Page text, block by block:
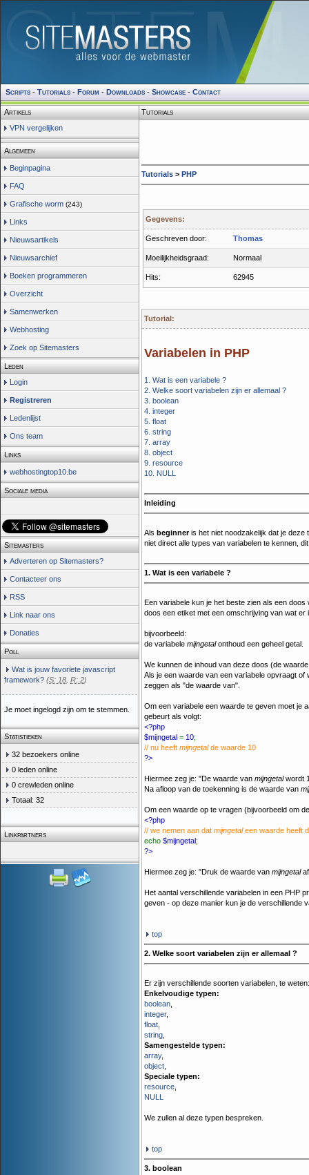
Scripts - Tutorials - Forum - Downloads - Showcase - Contact
Artikels
VPN vergelijken
Algemeen
Beginpagina
FAQ
Grafische worm (243)
Links
Nieuwsartikels
Nieuwsarchief
Boeken programmeren
Overzicht
Samenwerken
Webhosting
Zoek op Sitemasters
Leden
Login
Registreren
Ledenlijst
Ons team
Links
webhostingtop10.be
Sociale media
Sitemasters
Adverteren op Sitemasters?
Contacteer ons
RSS
Link naar ons
Donaties
Poll
Wat is jouw favoriete javascript
framework? (S: 18 R: 2)
Je moet ingelogd zijn om te stemmen.
Statistieken
32 bezoekers online
0 leden online
0 crewleden online
Totaal: 32
Linkpartners
Tutorials
Tutorials > PHP
Gegevens:
Geschreven door: Thomas
Moeilijkheidsgraad: Normaal
Hits: 62945
Tutorial:
Variabelen in PHP
1. Wat is een variabele ?
2. Welke soort variabelen zijn er allemaal ?
3. boolean
4. integer
5. float
6. string
7. array
8. object
9. resource
10. NULL
Inleiding
Als beginneris het niet noodzakelijk dat je deze
niet direct alle types van variabelen te kennen,
1. Wat is een variabele ?
Een variabele kun je het beste zien als een
doos een etiket met een omschrijving van wat
bijvoorbeeld:
de variabele mijngetalonthoud een geheel getal.
We kunnen de inhoud van deze doos (de
Als je een waarde van een variabele opvraagt
zeggen als "de waarde van".
Om een variabele een waarde te geven moet je
gebeurt als volgt:
<?php
$mijngetal = 10;
// nu heeft mijngetalde waarde 10
?>
Hiermee zeg je: "De waarde van mijngetalwordt
Na afloop van de toekenning is de waarde van
Om een waarde op te vragen (bijvoorbeeld om
<?php
// we nemen aan dat mijngetaleen waarde heeft
echo $mijngetal;
?>
Hiermee zeg je: "Druk de waarde van mijngetal
Het aantal verschillende variabelen in een PHP
geven - op deze manier kun je de verschillende
top
2. Welke soort variabelen zijn er allemaal ?
Er zijn verschillende soorten variabelen, te weten:
Enkelvoudige typen:
boolean
integer,
float
string
Samengestelde typen:
array,
object
Speciale typen:
resource
NULL
We zullen al deze typen bespreken.
top
3. boolean